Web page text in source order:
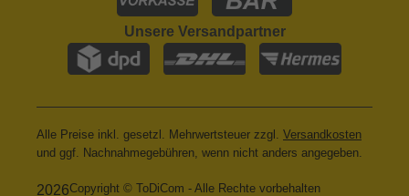
Unsere Versandpartner
Alle Preise inkl. gesetzl. Mehrwertsteuer zzgl. Versandkosten
und ggf. Nachnahmegebühren, wenn nicht anders angegeben.
2026Copyright © ToDiCom - Alle Rechte vorbehalten